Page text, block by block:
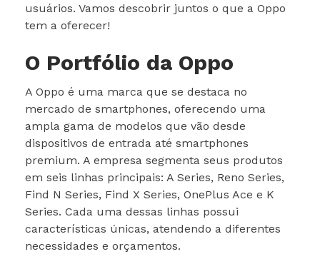
usuários. Vamos descobrir juntos o que a Oppo
tem a oferecer!
O Portfólio da Oppo
A Oppo é uma marca que se destaca no
mercado de smartphones, oferecendo uma
ampla gama de modelos que vão desde
dispositivos de entrada até smartphones
premium. A empresa segmenta seus produtos
em seis linhas principais: A Series, Reno Series,
Find N Series, Find X Series, OnePlus Ace e K
Series. Cada uma dessas linhas possui
características únicas, atendendo a diferentes
necessidades e orçamentos.